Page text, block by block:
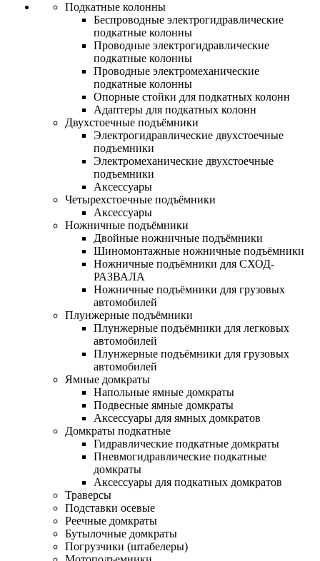
Подкатные колонны
Беспроводные электрогидравлические
подкатные колонны
Проводные электрогидравлические
подкатные колонны
Проводные электромеханические
подкатные колонны
Опорные стойки для подкатных колонн
Адаптеры для подкатных колонн
Двухстоечные подъёмники
Электрогидравлические двухстоечные
подъемники
Электромеханические двухстоечные
подъемники
Аксессуары
Четырехстоечные подъёмники
Аксессуары
Ножничные подъёмники
Двойные ножничные подъёмники
Шиномонтажные ножничные подъёмники
Ножничные подъёмники для СХОД-
РАЗВАЛА
Ножничные подъёмники для грузовых
автомобилей
Плунжерные подъёмники
Плунжерные подъёмники для легковых
автомобилей
Плунжерные подъёмники для грузовых
автомобилей
Ямные домкраты
Напольные ямные домкраты
Подвесные ямные домкраты
Аксессуары для ямных домкратов
Домкраты подкатные
Гидравлические подкатные домкраты
Пневмогидравлические подкатные
домкраты
Аксессуары для подкатных домкратов
Траверсы
Подставки осевые
Реечные домкраты
Бутылочные домкраты
Погрузчики (штабелеры)